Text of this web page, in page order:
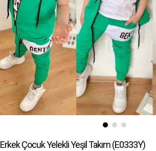
Erkek Çocuk Yelekli Yeşil Takım(E0333Y)